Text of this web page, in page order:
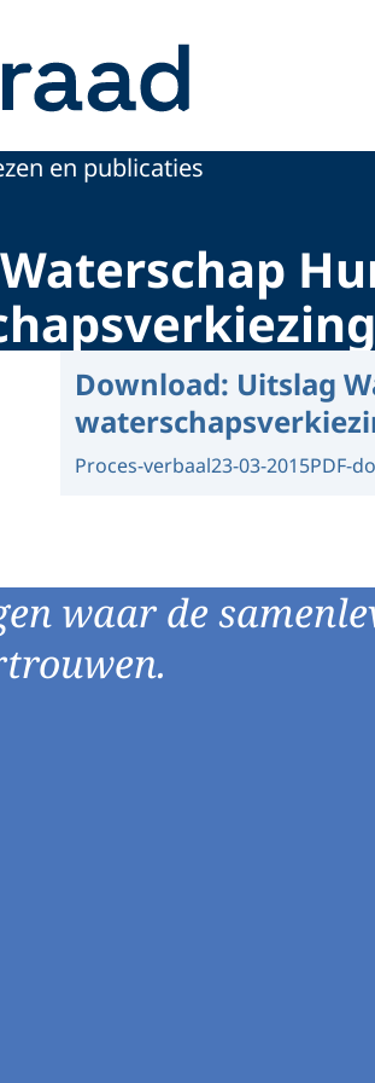
en publicaties
Download: Uitslag
Proces-verbaal23-03-2015PDF-
waar de